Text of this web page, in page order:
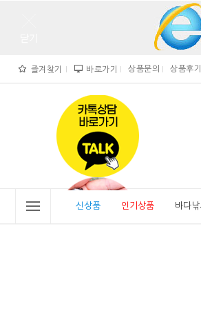
즐겨찾기 바로가기 상품문의 상품후기
">
" alt="비린내">
신상품 인기상품 바다낚